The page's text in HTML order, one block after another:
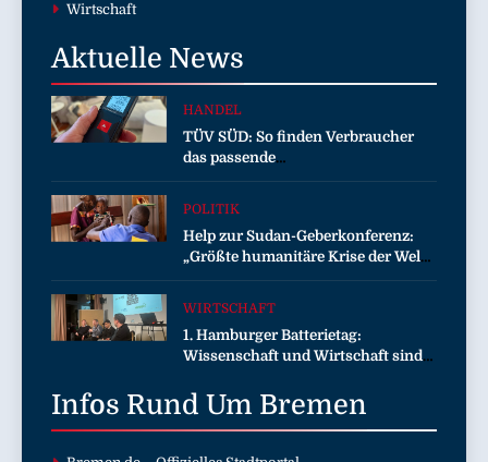
Wirtschaft
Aktuelle News
HANDEL
TÜV SÜD: So finden Verbraucher
das passende
Laserentfernungsmessgerät
POLITIK
Help zur Sudan-Geberkonferenz:
„Größte humanitäre Krise der Welt
weitet sich aus“
WIRTSCHAFT
1. Hamburger Batterietag:
Wissenschaft und Wirtschaft sind
braucht Speicher, nicht Stillstand
Infos Rund Um Bremen